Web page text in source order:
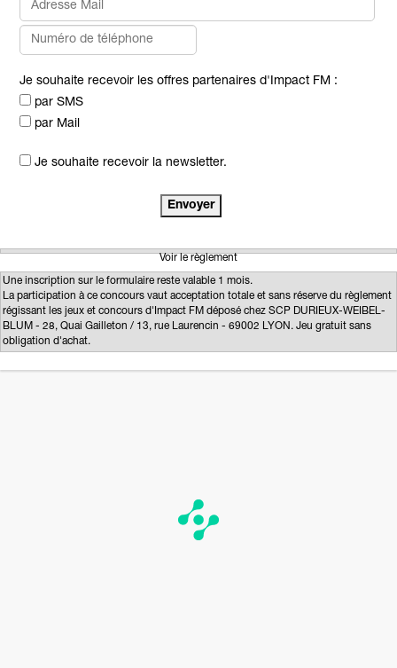
Je souhaite recevoir les offres partenaires d'Impact FM :
par SMS
par Mail
Je souhaite recevoir la newsletter.
Voir le règlement
Une inscription sur le formulaire reste valable 1 mois.
La participation à ce concours vaut acceptation totale et sans réserve du règlement
régissant les jeux et concours d'Impact FM déposé chez SCP DURIEUX-WEIBEL-
BLUM - 28, Quai Gailleton / 13, rue Laurencin - 69002 LYON. Jeu gratuit sans
obligation d'achat.